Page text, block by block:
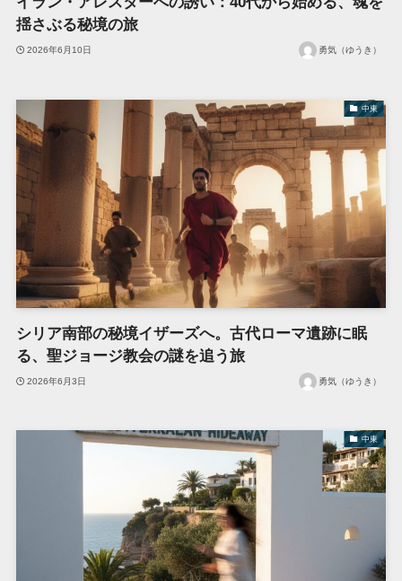
揺さぶる秘境の旅
2026年6月10日 勇気（ゆうき）
中東
シリア南部の秘境イザーズへ。古代ローマ遺跡に眠
る、聖ジョージ教会の謎を追う旅
2026年6月3日 勇気（ゆうき）
中東